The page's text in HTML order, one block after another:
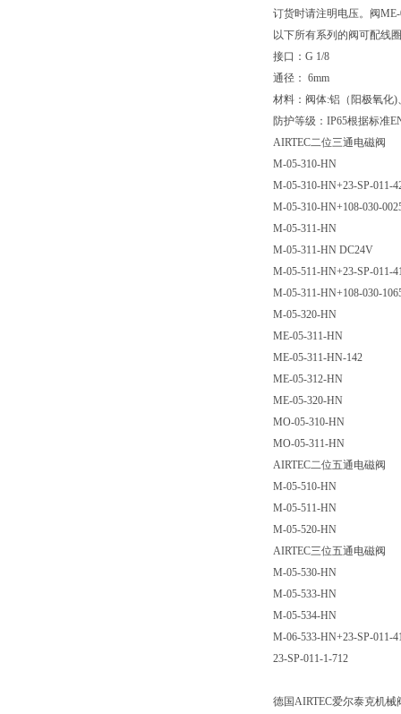
订货时请注明电压。阀
以下所有系列的阀可配线
接口：G 1/8
通径： 6mm
材料：阀体:铝（阳极氧化
防护等级：IP65根据标准
AIRTEC二位三通电磁阀
M-05-310-HN
M-05-310-HN+23-SP-011-
M-05-310-HN+108-030-
M-05-311-HN
M-05-311-HN DC24V
M-05-511-HN+23-SP-011-
M-05-311-HN+108-030-
M-05-320-HN
ME-05-311-HN
ME-05-311-HN-142
ME-05-312-HN
ME-05-320-HN
MO-05-310-HN
MO-05-311-HN
AIRTEC二位五通电磁阀
M-05-510-HN
M-05-511-HN
M-05-520-HN
AIRTEC三位五通电磁阀
M-05-530-HN
M-05-533-HN
M-05-534-HN
M-06-533-HN+23-SP-011-
23-SP-011-1-712
德国AIRTEC爱尔泰克机械